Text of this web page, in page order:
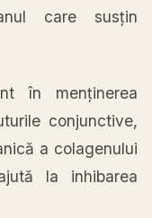
care susțin
în menținerea
conjunctive,
a colagenului
la inhibarea